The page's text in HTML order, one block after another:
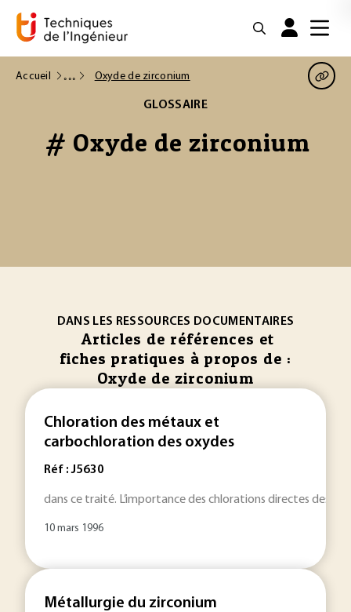
Accueil Oxyde de zirconium
GLOSSAIRE
# Oxyde de zirconium
DANS LES RESSOURCES DOCUMENTAIRES
Articles de références et
fiches pratiques à propos de :
Oxyde de zirconium
Chloration des métaux et
carbochloration des oxydes
Réf : J5630
dans ce traité. L’importance des chlorations directes des
10 mars 1996
Métallurgie du zirconium